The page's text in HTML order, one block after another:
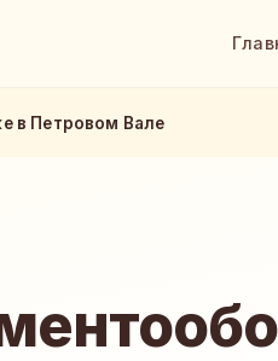
в Петровом Вале